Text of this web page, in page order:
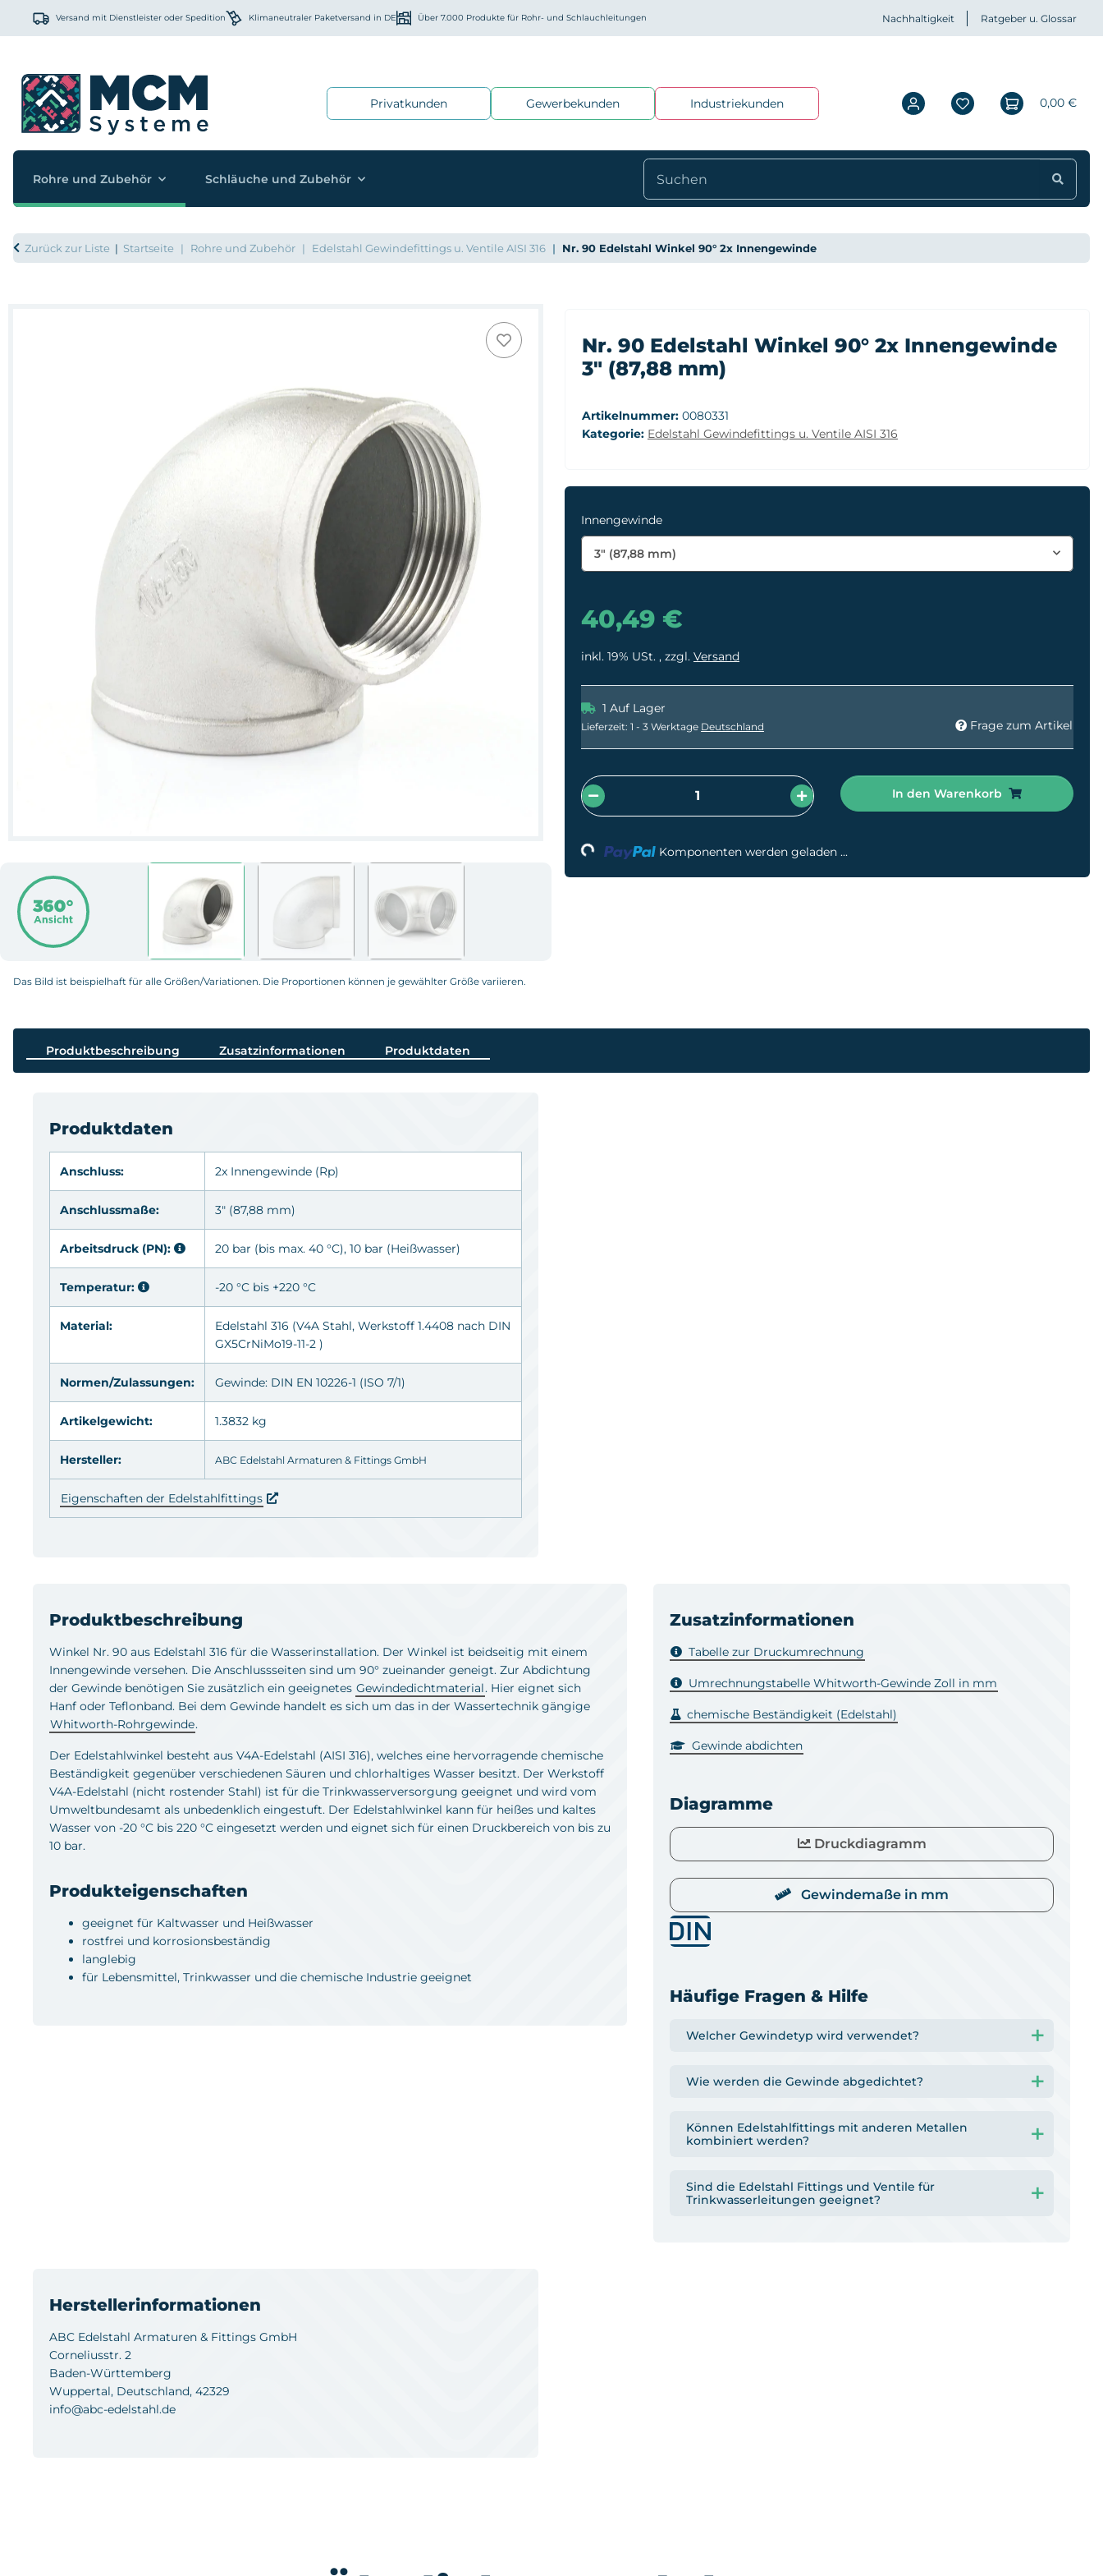
Versand mit Dienstleister oder Spedition Klimaneutraler Paketversand in DE Über 7.000 Produkte für Rohr- und Schlauchleitungen Nachhaltigkeit Ratgeber u. Glossar
Privatkunden Gewerbekunden Industriekunden 0,00 €
Rohre und Zubehör Schläuche und Zubehör
Zurück zur Liste Startseite Rohre und Zubehör Edelstahl Gewindefittings u. Ventile AISI 316 Nr. 90 Edelstahl Winkel 90° 2x Innengewinde
Das Bild ist beispielhaft für alle Größen/Variationen. Die Proportionen können je gewählter Größe variieren.
Nr. 90 Edelstahl Winkel 90° 2x Innengewinde
3" (87,88 mm)
Artikelnummer: 0080331
Kategorie: Edelstahl Gewindefittings u. Ventile AISI 316
Innengewinde
3" (87,88 mm)
40,49 €
inkl. 19% USt. , zzgl. Versand
1 Auf Lager
Lieferzeit: 1 - 3 Werktage Deutschland Frage zum Artikel
In den Warenkorb
Loading... Komponenten werden geladen ...
Produktbeschreibung Zusatzinformationen Produktdaten
Produktbeschreibung
Winkel Nr. 90 aus Edelstahl 316 für die Wasserinstallation. Der Winkel ist beidseitig mit einem
Innengewinde versehen. Die Anschlussseiten sind um 90° zueinander geneigt. Zur Abdichtung
der Gewinde benötigen Sie zusätzlich ein geeignetes Gewindedichtmaterial. Hier eignet sich
Hanf oder Teflonband. Bei dem Gewinde handelt es sich um das in der Wassertechnik gängige
Whitworth-Rohrgewinde.
Der Edelstahlwinkel besteht aus V4A-Edelstahl (AISI 316), welches eine hervorragende chemische
Beständigkeit gegenüber verschiedenen Säuren und chlorhaltiges Wasser besitzt. Der Werkstoff
V4A-Edelstahl (nicht rostender Stahl) ist für die Trinkwasserversorgung geeignet und wird vom
Umweltbundesamt als unbedenklich eingestuft. Der Edelstahlwinkel kann für heißes und kaltes
Wasser von -20 °C bis 220 °C eingesetzt werden und eignet sich für einen Druckbereich von bis zu
10 bar.
Produkteigenschaften
geeignet für Kaltwasser und Heißwasser
rostfrei und korrosionsbeständig
langlebig
für Lebensmittel, Trinkwasser und die chemische Industrie geeignet
Zusatzinformationen
Tabelle zur Druckumrechnung
Umrechnungstabelle Whitworth-Gewinde Zoll in mm
chemische Beständigkeit (Edelstahl)
Gewinde abdichten
Diagramme
Druckdiagramm
Gewindemaße in mm
Häufige Fragen & Hilfe
Welcher Gewindetyp wird verwendet?
Wie werden die Gewinde abgedichtet?
Können Edelstahlfittings mit anderen Metallen
kombiniert werden?
Sind die Edelstahl Fittings und Ventile für
Trinkwasserleitungen geeignet?
Herstellerinformationen
ABC Edelstahl Armaturen & Fittings GmbH
Corneliusstr. 2
Baden-Württemberg
Wuppertal, Deutschland, 42329
info@abc-edelstahl.de
Produktdaten
Anschluss: 2x Innengewinde (Rp)
Anschlussmaße: 3" (87,88 mm)
Arbeitsdruck (PN): 20 bar (bis max. 40 °C), 10 bar (Heißwasser)
Temperatur: -20 °C bis +220 °C
Material: Edelstahl 316 (V4A Stahl, Werkstoff 1.4408 nach DIN
GX5CrNiMo19-11-2 )
Normen/Zulassungen: Gewinde: DIN EN 10226-1 (ISO 7/1)
Artikelgewicht: 1.3832 kg
Hersteller: ABC Edelstahl Armaturen & Fittings GmbH
Eigenschaften der Edelstahlfittings